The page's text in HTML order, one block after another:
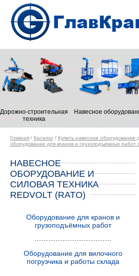
Дорожно-строительная
техника
Навесное
Главная / Каталог / Купить навесное оборудование
оборудование для кранов и грузоподъёмных работ
НАВЕСНОЕ
ОБОРУДОВАНИЕ И
СИЛОВАЯ ТЕХНИКА
REDVOLT (RATO)
Оборудование для кранов и
грузоподъёмных работ
Оборудование для вилочного
погрузчика и работы склада